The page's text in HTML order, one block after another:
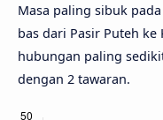
Masa paling sibuk
bas dari Pasir Puteh ke
hubungan paling
dengan 2 tawaran.